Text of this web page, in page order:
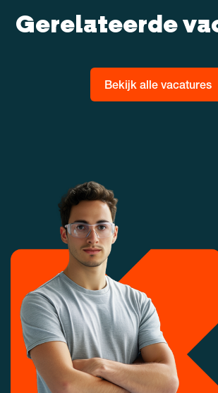
Gerelateerde
Bekijk alle vacatures